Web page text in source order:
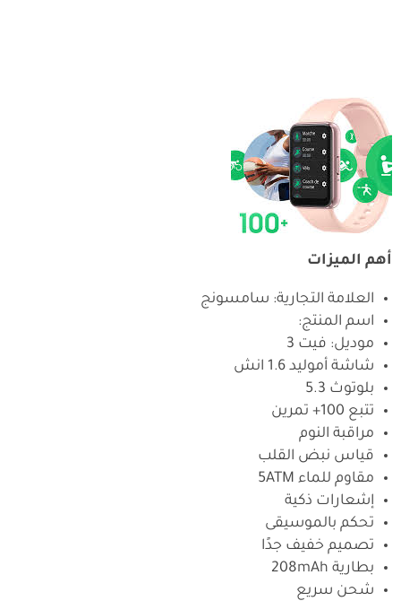
أهم الميزات
العلامة التجارية: سامسونج
اسم المنتج:
موديل: فيت 3
شاشة أموليد 1.6 انش
بلوتوث 5.3
تتبع 100+ تمرين
مراقبة النوم
قياس نبض القلب
مقاوم للماء 5ATM
إشعارات ذكية
تحكم بالموسيقى
تصميم خفيف جدًا
بطارية 208mAh
شحن سريع